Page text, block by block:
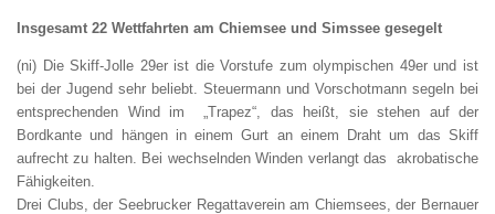
Insgesamt 22 Wettfahrten am Chiemsee und Simssee gesegelt
(ni) Die Skiff-Jolle 29er ist die Vorstufe zum olympischen 49er und ist
bei der Jugend sehr beliebt. Steuermann und Vorschotmann segeln bei
entsprechenden Wind im „Trapez“, das heißt, sie stehen auf der
Bordkante und hängen in einem Gurt an einem Draht um das Skiff
aufrecht zu halten. Bei wechselnden Winden verlangt das akrobatische
Fähigkeiten.
Drei Clubs, der Seebrucker Regattaverein am Chiemsees, der Bernauer